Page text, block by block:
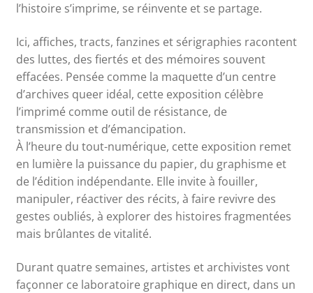
l’histoire s’imprime, se réinvente et se partage.
Ici, affiches, tracts, fanzines et sérigraphies racontent
des luttes, des fiertés et des mémoires souvent
effacées. Pensée comme la maquette d’un centre
d’archives queer idéal, cette exposition célèbre
l’imprimé comme outil de résistance, de
transmission et d’émancipation.
À l’heure du tout-numérique, cette exposition remet
en lumière la puissance du papier, du graphisme et
de l’édition indépendante. Elle invite à fouiller,
manipuler, réactiver des récits, à faire revivre des
gestes oubliés, à explorer des histoires fragmentées
mais brûlantes de vitalité.
Durant quatre semaines, artistes et archivistes vont
façonner ce laboratoire graphique en direct, dans un